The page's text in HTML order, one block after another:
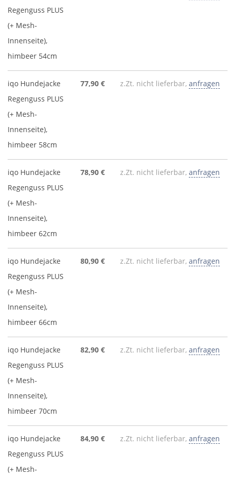
Regenguss PLUS
(+ Mesh-
Innenseite),
himbeer 54cm
iqo Hundejacke
Regenguss PLUS
(+ Mesh-
Innenseite),
himbeer 58cm
77,90 € z.Zt. nicht lieferbar, anfragen
iqo Hundejacke
Regenguss PLUS
(+ Mesh-
Innenseite),
himbeer 62cm
78,90 € z.Zt. nicht lieferbar, anfragen
iqo Hundejacke
Regenguss PLUS
(+ Mesh-
Innenseite),
himbeer 66cm
80,90 € z.Zt. nicht lieferbar, anfragen
iqo Hundejacke
Regenguss PLUS
(+ Mesh-
Innenseite),
himbeer 70cm
82,90 € z.Zt. nicht lieferbar, anfragen
iqo Hundejacke
Regenguss PLUS
(+ Mesh-
84,90 € z.Zt. nicht lieferbar, anfragen